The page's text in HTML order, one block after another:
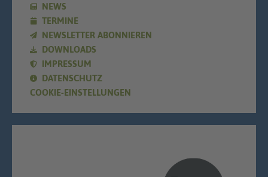
NEWS
TERMINE
NEWSLETTER ABONNIEREN
DOWNLOADS
IMPRESSUM
DATENSCHUTZ
COOKIE-EINSTELLUNGEN